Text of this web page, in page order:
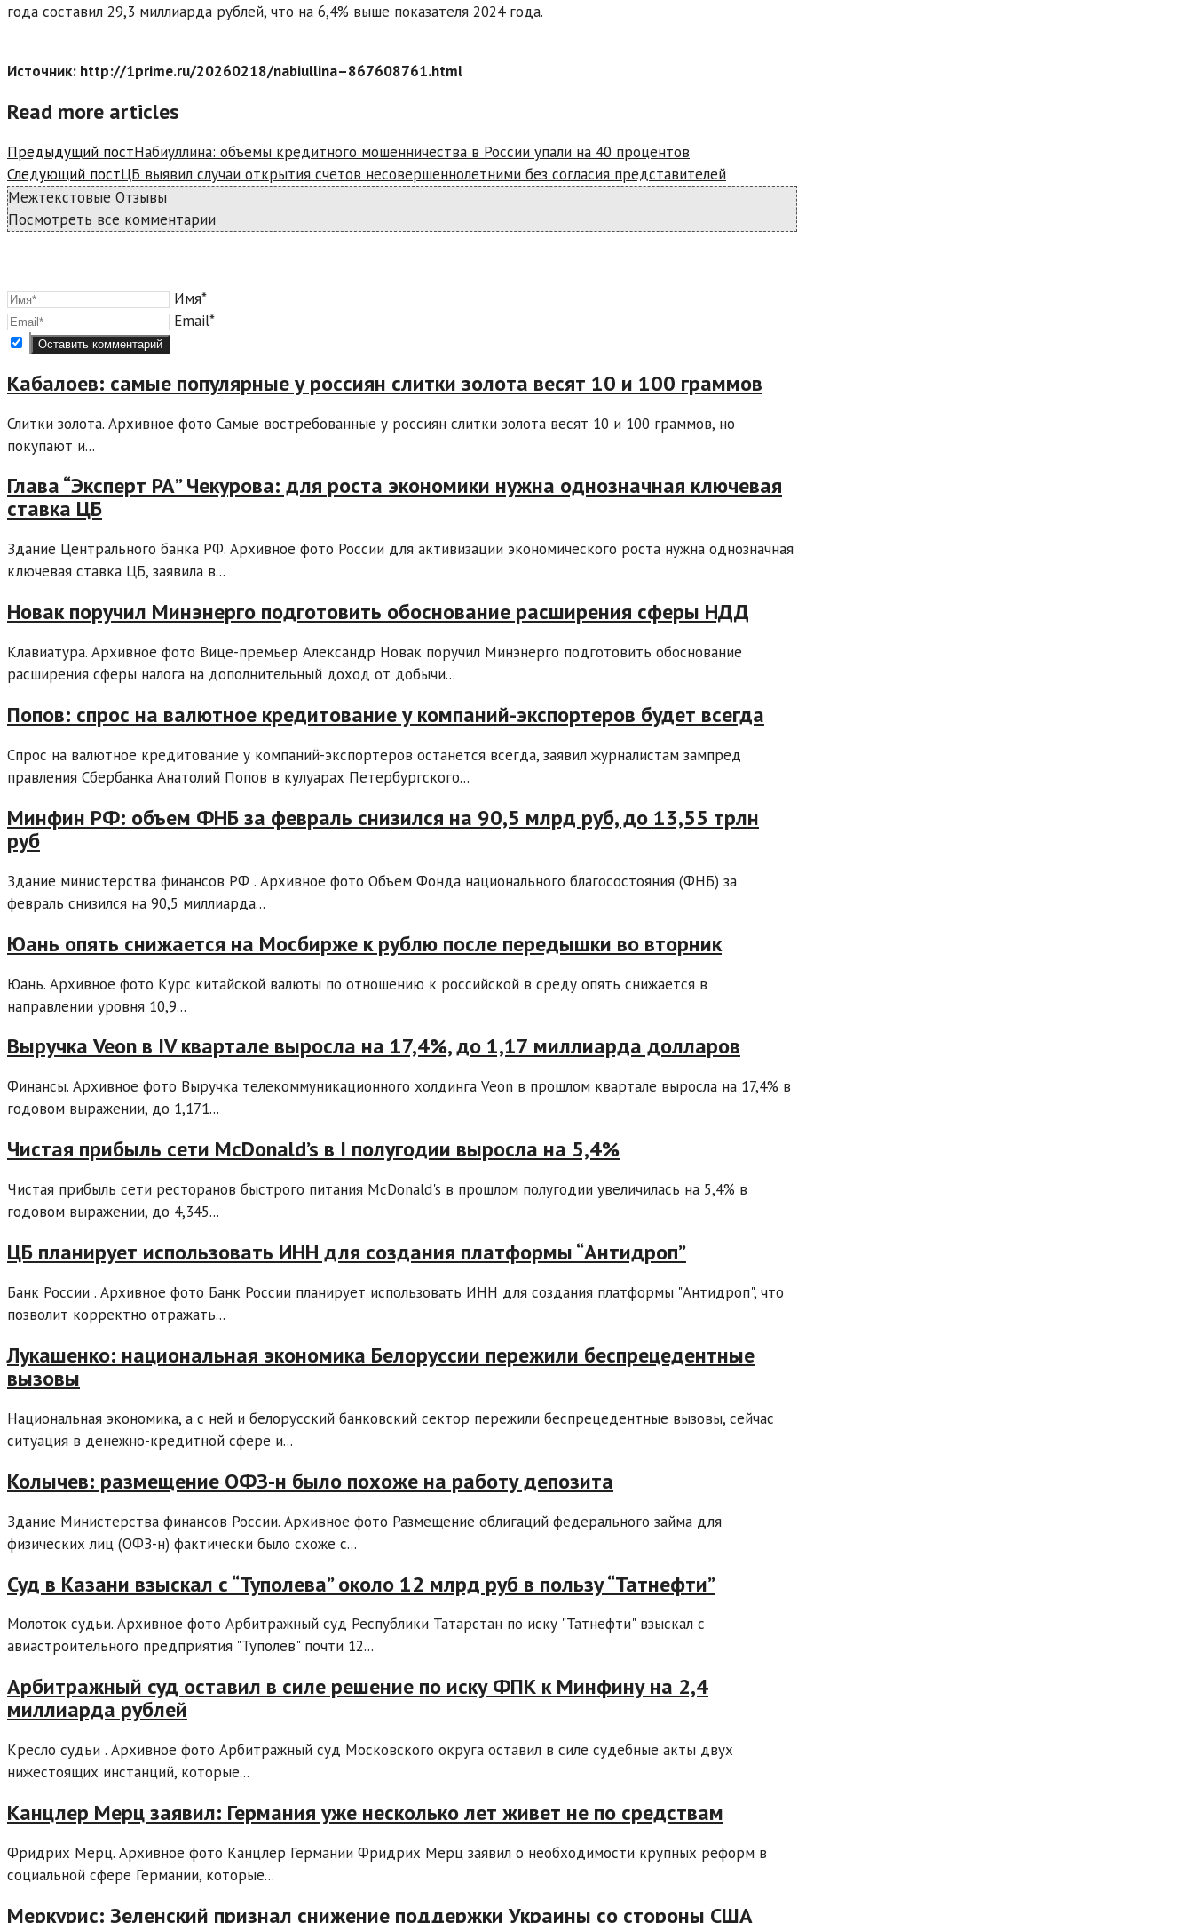
года составил 29,3 миллиарда рублей, что на 6,4% выше показателя 2024 года.
Источник: http://1prime.ru/20260218/nabiullina–867608761.html
Read more articles
Предыдущий постНабиуллина: объемы кредитного мошенничества в России упали на 40 процентов
Следующий постЦБ выявил случаи открытия счетов несовершеннолетними без согласия представителей
Межтекстовые Отзывы
Посмотреть все комментарии
Имя*
Email*
Кабалоев: самые популярные у россиян слитки золота весят 10 и 100 граммов
Слитки золота. Архивное фото Самые востребованные у россиян слитки золота весят 10 и 100 граммов, но
покупают и...
Глава “Эксперт РА” Чекурова: для роста экономики нужна однозначная ключевая
ставка ЦБ
Здание Центрального банка РФ. Архивное фото России для активизации экономического роста нужна однозначная
ключевая ставка ЦБ, заявила в...
Новак поручил Минэнерго подготовить обоснование расширения сферы НДД
Клавиатура. Архивное фото Вице-премьер Александр Новак поручил Минэнерго подготовить обоснование
расширения сферы налога на дополнительный доход от добычи...
Попов: спрос на валютное кредитование у компаний-экспортеров будет всегда
Спрос на валютное кредитование у компаний-экспортеров останется всегда, заявил журналистам зампред
правления Сбербанка Анатолий Попов в кулуарах Петербургского...
Минфин РФ: объем ФНБ за февраль снизился на 90,5 млрд руб, до 13,55 трлн
руб
Здание министерства финансов РФ . Архивное фото Объем Фонда национального благосостояния (ФНБ) за
февраль снизился на 90,5 миллиарда...
Юань опять снижается на Мосбирже к рублю после передышки во вторник
Юань. Архивное фото Курс китайской валюты по отношению к российской в среду опять снижается в
направлении уровня 10,9...
Выручка Veon в IV квартале выросла на 17,4%, до 1,17 миллиарда долларов
Финансы. Архивное фото Выручка телекоммуникационного холдинга Veon в прошлом квартале выросла на 17,4% в
годовом выражении, до 1,171...
Чистая прибыль сети McDonald’s в I полугодии выросла на 5,4%
Чистая прибыль сети ресторанов быстрого питания McDonald's в прошлом полугодии увеличилась на 5,4% в
годовом выражении, до 4,345...
ЦБ планирует использовать ИНН для создания платформы “Антидроп”
Банк России . Архивное фото Банк России планирует использовать ИНН для создания платформы "Антидроп", что
позволит корректно отражать...
Лукашенко: национальная экономика Белоруссии пережили беспрецедентные
вызовы
Национальная экономика, а с ней и белорусский банковский сектор пережили беспрецедентные вызовы, сейчас
ситуация в денежно-кредитной сфере и...
Колычев: размещение ОФЗ-н было похоже на работу депозита
Здание Министерства финансов России. Архивное фото Размещение облигаций федерального займа для
физических лиц (ОФЗ-н) фактически было схоже с...
Суд в Казани взыскал с “Туполева” около 12 млрд руб в пользу “Татнефти”
Молоток судьи. Архивное фото Арбитражный суд Республики Татарстан по иску "Татнефти" взыскал с
авиастроительного предприятия "Туполев" почти 12...
Арбитражный суд оставил в силе решение по иску ФПК к Минфину на 2,4
миллиарда рублей
Кресло судьи . Архивное фото Арбитражный суд Московского округа оставил в силе судебные акты двух
нижестоящих инстанций, которые...
Канцлер Мерц заявил: Германия уже несколько лет живет не по средствам
Фридрих Мерц. Архивное фото Канцлер Германии Фридрих Мерц заявил о необходимости крупных реформ в
социальной сфере Германии, которые...
Меркурис: Зеленский признал снижение поддержки Украины со стороны США